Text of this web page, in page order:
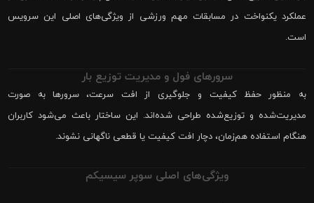
عملکرد یکنواخت در مسابقات مهم ورزشی از ویژگی‌های اصلی این سرویس
است.
سرورهای فول و مدیریت توزیع بار
به منظور حفظ کیفیت و جلوگیری از افت سرعت، سرورها به صورت
مدیریت‌شده و توزیع‌شده طراحی شده‌اند. این ساختار باعث می‌شود کاربران
هنگام استفاده هم‌زمان، دچار افت کیفیت یا قطعی ناگهانی نشوند.
ویژگی‌های اصلی سوپر سیسیکم